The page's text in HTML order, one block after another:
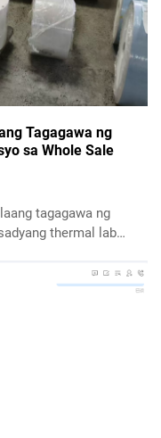
Tagagawa ng
sa Whole Sale
tagagawa ng
thermal label
ang lugar para sa
sa mga whole